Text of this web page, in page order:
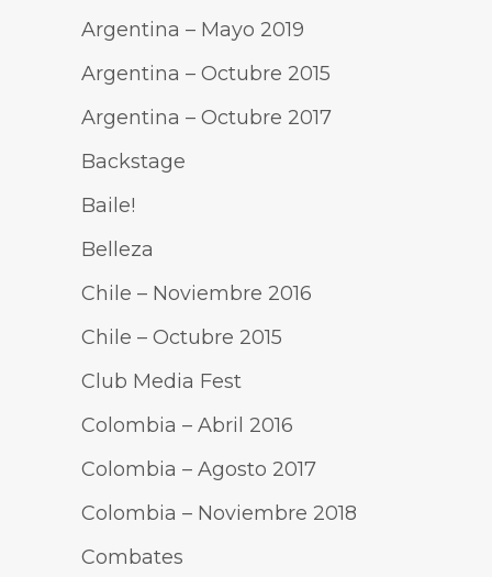
Argentina – Mayo 2019
Argentina – Octubre 2015
Argentina – Octubre 2017
Backstage
Baile!
Belleza
Chile – Noviembre 2016
Chile – Octubre 2015
Club Media Fest
Colombia – Abril 2016
Colombia – Agosto 2017
Colombia – Noviembre 2018
Combates